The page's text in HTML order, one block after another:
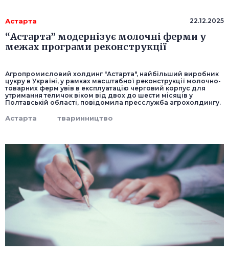
Астарта 22.12.2025
“Астарта” модернізує молочні ферми у
межах програми реконструкції
Агропромисловий холдинг "Астарта", найбільший виробник
цукру в Україні, у рамках масштабної реконструкції молочно-
товарних ферм увів в експлуатацію черговий корпус для
утримання теличок віком від двох до шести місяців у
Полтавській області, повідомила пресслужба агрохолдингу.
Астарта тваринництво